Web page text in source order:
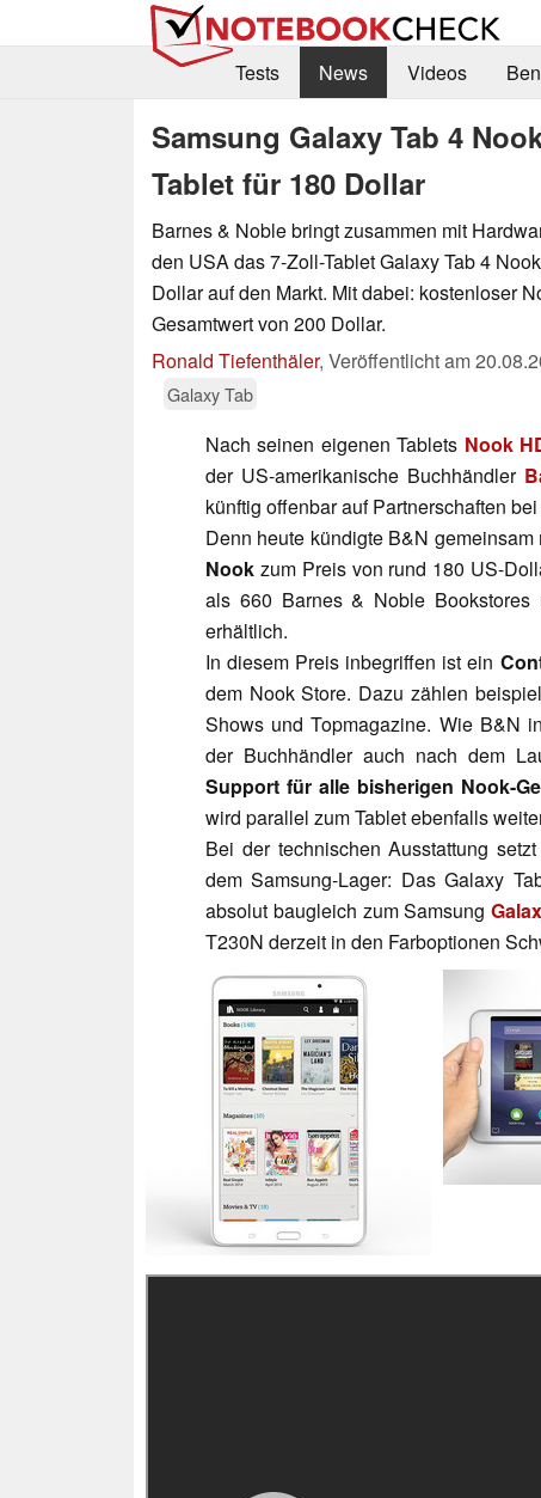
Tests
News Videos
Samsung Galaxy Tab 4
Tablet für 180 Dollar
Barnes & Noble bringt zusammen mit
den USA das 7-Zoll-Tablet Galaxy Tab 4
Dollar auf den Markt. Mit dabei: kostenloser
Gesamtwert von 200 Dollar.
Ronald Tiefenthäler, Veröffentlicht am
Galaxy Tab
Nach seinen eigenen Tablets Nook
der US-amerikanische Buchhändler
künftig offenbar auf Partnerschaften
Denn heute kündigte B&N
Nook zum Preis von rund 180 US-
als 660 Barnes & Noble
erhältlich.
In diesem Preis inbegriffen ist ein
dem Nook Store. Dazu zählen
Shows und Topmagazine. Wie B&N
der Buchhändler auch nach dem
Support für alle bisherigen Nook-
wird parallel zum Tablet ebenfalls
Bei der technischen Ausstattung
dem Samsung-Lager: Das Galaxy
absolut baugleich zum Samsung
T230N derzeit in den Farboptionen